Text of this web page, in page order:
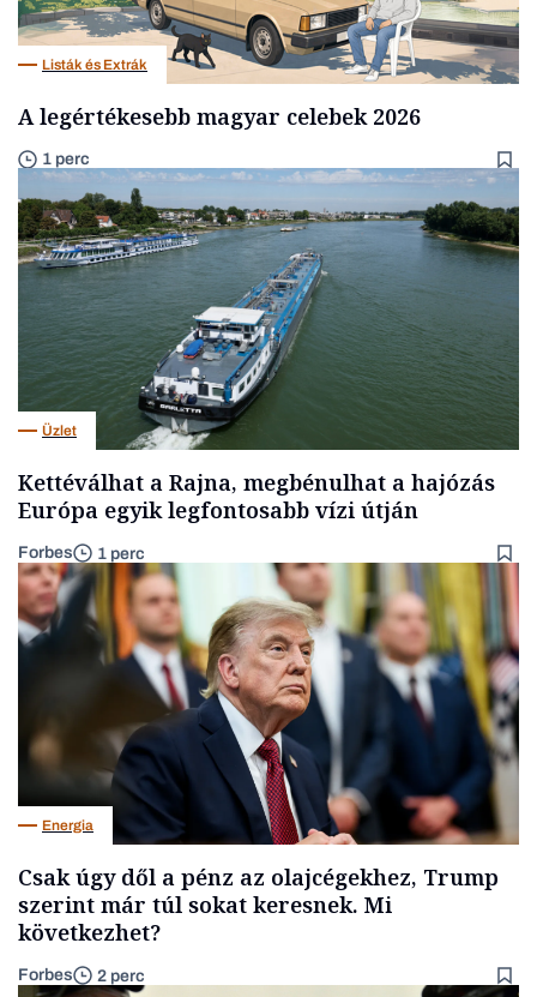
Listák és Extrák
A legértékesebb magyar celebek 2026
1 perc
Üzlet
Kettéválhat a Rajna, megbénulhat a hajózás
Európa egyik legfontosabb vízi útján
Forbes 1 perc
Energia
Csak úgy dől a pénz az olajcégekhez, Trump
szerint már túl sokat keresnek. Mi
következhet?
Forbes 2 perc